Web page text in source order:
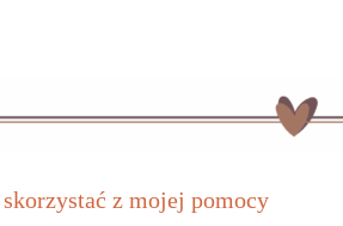
z mojej pomocy